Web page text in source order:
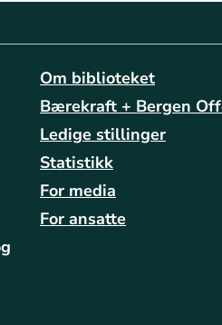
Om biblioteket
Bærekraft + Bergen
Ledige stillinger
Statistikk
For media
For ansatte